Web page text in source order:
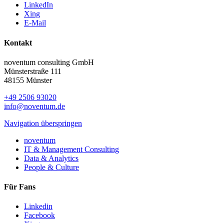
LinkedIn
Xing
E-Mail
Kontakt
noventum consulting GmbH
Münsterstraße 111
48155 Münster
+49 2506 93020
info@noventum.de
Navigation überspringen
noventum
IT & Management Consulting
Data & Analytics
People & Culture
Für Fans
Linkedin
Facebook